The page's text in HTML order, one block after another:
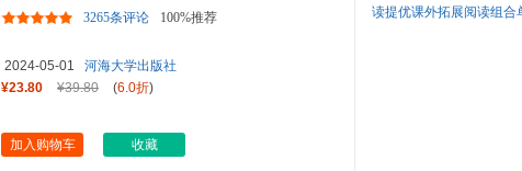
北师版
3265条评论 100%推荐
2024-05-01
河海大学出版社
¥23.80
¥39.80 (6.0折)
加入购物车 收藏